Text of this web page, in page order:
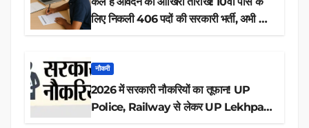
लिए निकली 406 पदों की सरकारी भर्ती, अभी करें
नौकरी
2026 में सरकारी नौकरियों का तूफान! UP
Police, Railway से लेकर UP Lekhpal